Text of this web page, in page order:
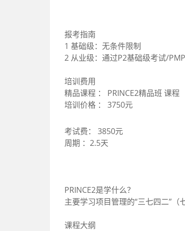
报考指南
1 基础级：无条件限制
2 从业级：通过P2基础级考试/
培训费用
精品课程 ： PRINCE2精品班 课程
培训价格 ： 3750元
考试费： 3850元
周期 ：2.5天
PRINCE2是学什么？
主要学习项目管理的“三七四二”（
课程大纲